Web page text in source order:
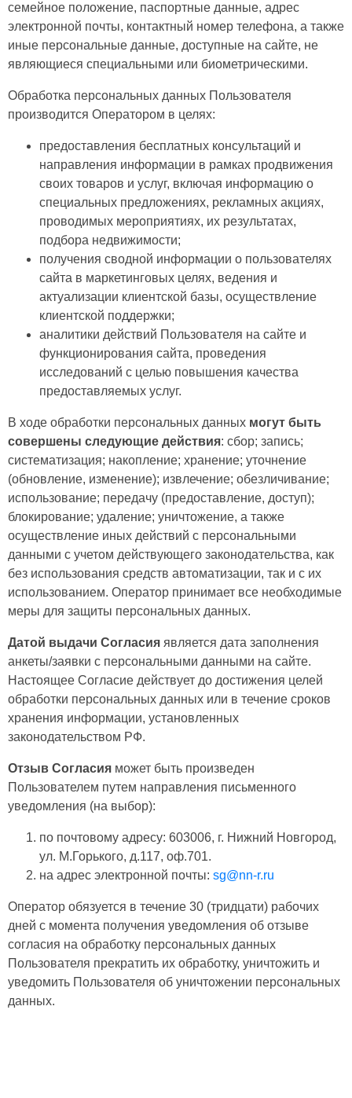
семейное положение, паспортные данные, адрес
электронной почты, контактный номер телефона, а также
иные персональные данные, доступные на сайте, не
являющиеся специальными или биометрическими.
Обработка персональных данных Пользователя
производится Оператором в целях:
предоставления бесплатных консультаций и
направления информации в рамках продвижения
своих товаров и услуг, включая информацию о
специальных предложениях, рекламных акциях,
проводимых мероприятиях, их результатах,
подбора недвижимости;
получения сводной информации о пользователях
сайта в маркетинговых целях, ведения и
актуализации клиентской базы, осуществление
клиентской поддержки;
аналитики действий Пользователя на сайте и
функционирования сайта, проведения
исследований с целью повышения качества
предоставляемых услуг.
В ходе обработки персональных данных могут быть
совершены следующие действия: сбор; запись;
систематизация; накопление; хранение; уточнение
(обновление, изменение); извлечение; обезличивание;
использование; передачу (предоставление, доступ);
блокирование; удаление; уничтожение, а также
осуществление иных действий с персональными
данными с учетом действующего законодательства, как
без использования средств автоматизации, так и с их
использованием. Оператор принимает все необходимые
меры для защиты персональных данных.
Датой выдачи Согласия является дата заполнения
анкеты/заявки с персональными данными на сайте.
Настоящее Согласие действует до достижения целей
обработки персональных данных или в течение сроков
хранения информации, установленных
законодательством РФ.
Отзыв Согласия может быть произведен
Пользователем путем направления письменного
уведомления (на выбор):
по почтовому адресу: 603006, г. Нижний Новгород,
ул. М.Горького, д.117, оф.701.
на адрес электронной почты: sg@nn-r.ru
Оператор обязуется в течение 30 (тридцати) рабочих
дней с момента получения уведомления об отзыве
согласия на обработку персональных данных
Пользователя прекратить их обработку, уничтожить и
уведомить Пользователя об уничтожении персональных
данных.